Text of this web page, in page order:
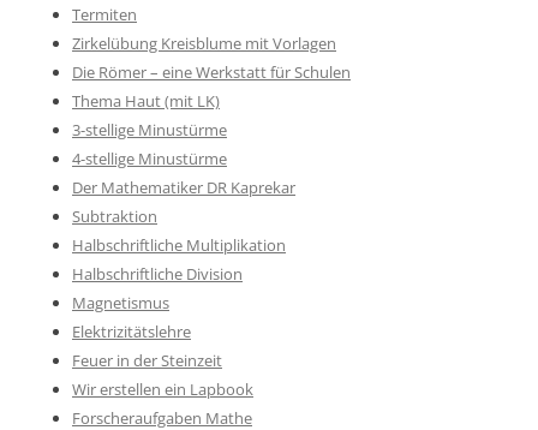
Termiten
Zirkelübung Kreisblume mit Vorlagen
Die Römer – eine Werkstatt für Schulen
Thema Haut (mit LK)
3-stellige Minustürme
4-stellige Minustürme
Der Mathematiker DR Kaprekar
Subtraktion
Halbschriftliche Multiplikation
Halbschriftliche Division
Magnetismus
Elektrizitätslehre
Feuer in der Steinzeit
Wir erstellen ein Lapbook
Forscheraufgaben Mathe